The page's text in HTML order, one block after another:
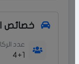
خصائص
عدد
4+1